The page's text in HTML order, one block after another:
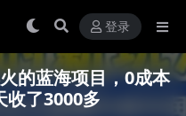
登录
的蓝海项目，0成本
收了3000多